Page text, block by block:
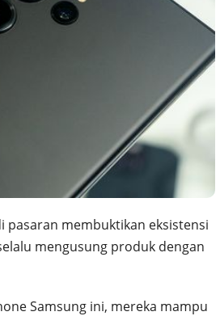
pasaran membuktikan eksistensi
mengusung produk dengan
Samsung ini, mereka mampu